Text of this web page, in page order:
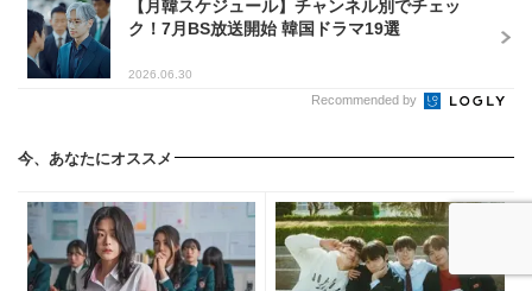
【月韓スケジュール】チャンネル別でチェッ
ク！7月BS放送開始 韓国ドラマ19選
2026.06.30
Recommended by
今、あなたにオススメ